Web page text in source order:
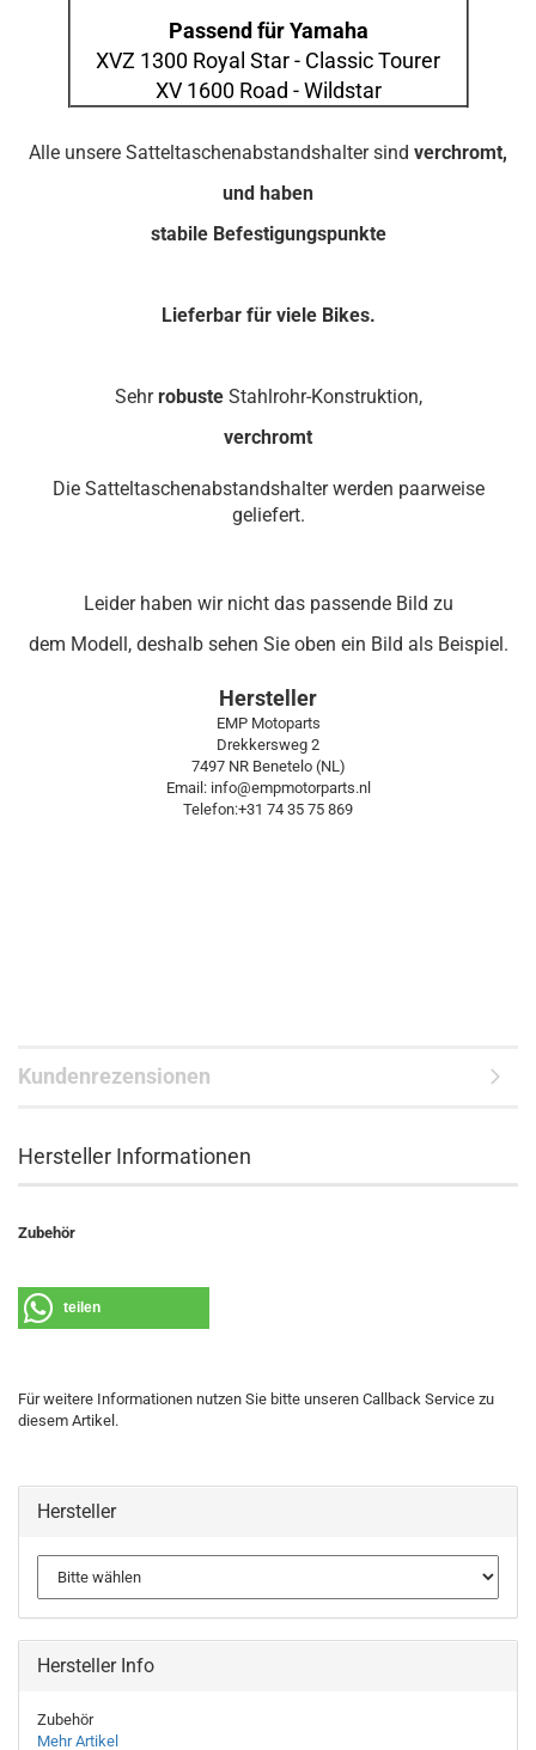
Passend für Yamaha
XVZ 1300 Royal Star - Classic Tourer
XV 1600 Road - Wildstar
Alle unsere Satteltaschenabstandshalter sind verchromt,
und haben
stabile Befestigungspunkte
Lieferbar für viele Bikes.
SehrrobusteStahlrohr-Konstruktion,
verchromt
Die Satteltaschenabstandshalter werden paarweise
geliefert.
Leider haben wir nicht das passende Bild zu
dem Modell, deshalb sehen Sie oben ein Bild als Beispiel.
Hersteller
EMP Motoparts
Drekkersweg 2
7497 NR Benetelo (NL)
Email: info@empmotorparts.nl
Telefon:+31 74 35 75 869
Kundenrezensionen
Hersteller Informationen
Zubehör
teilen
Für weitere Informationen nutzen Sie bitte unseren Callback Service zu
diesem Artikel.
Hersteller
Hersteller Info
Zubehör
Mehr Artikel